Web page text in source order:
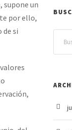
supone un
por ello,
si